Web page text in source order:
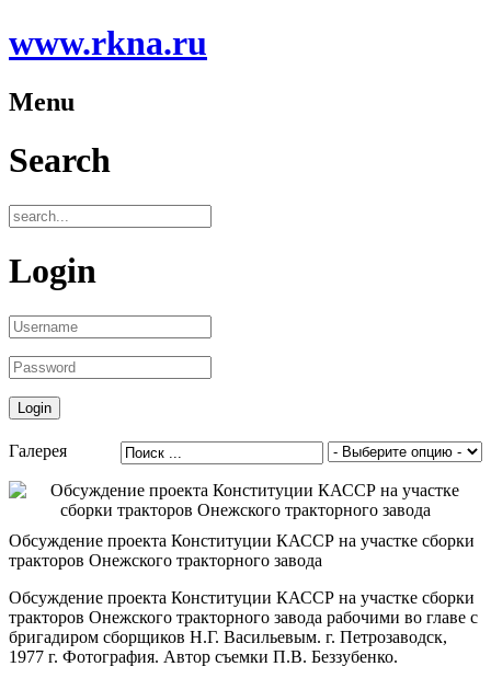
www.rkna.ru
Menu
Search
Login
Галерея
Обсуждение проекта Конституции КАССР на участке сборки
тракторов Онежского тракторного завода
Обсуждение проекта Конституции КАССР на участке сборки
тракторов Онежского тракторного завода рабочими во главе с
бригадиром сборщиков Н.Г. Васильевым. г. Петрозаводск,
1977 г. Фотография. Автор съемки П.В. Беззубенко.